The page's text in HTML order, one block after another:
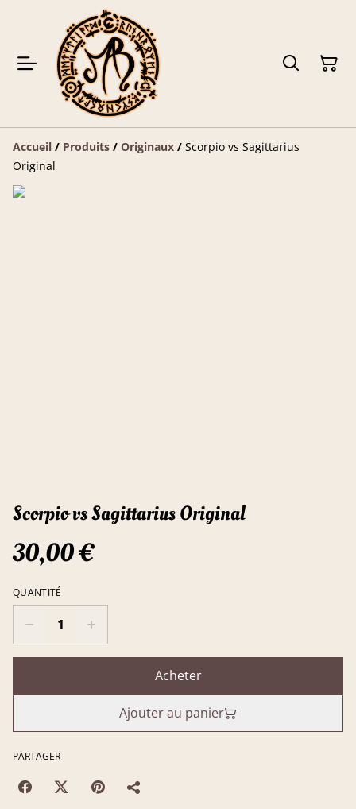
Accueil / Produits / Originaux / Scorpio vs Sagittarius
Original
Scorpio vs Sagittarius Original
30,00 €
QUANTITÉ
Acheter
Ajouter au panier
PARTAGER